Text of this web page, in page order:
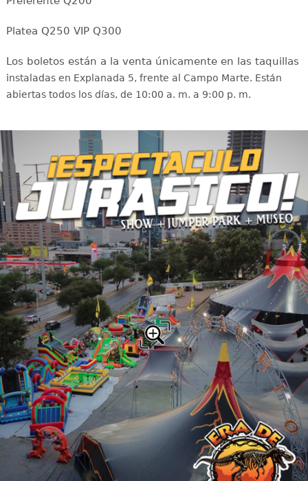
Platea Q250 VIP Q300
Los boletos están a la venta únicamente en las taquillas
instaladas en Explanada 5, frente al Campo Marte. Están
abiertas todos los días, de 10:00 a. m. a 9:00 p. m.